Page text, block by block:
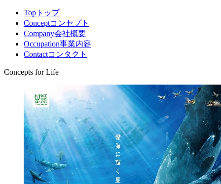
Top トップ
Conceptコンセプト
Company会社概要
Occupation事業内容
Contactコンタクト
Concepts for Life